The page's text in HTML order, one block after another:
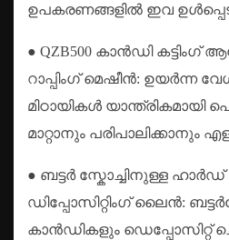
ഉപകരണങ്ങളിൽ ഇവ
● QZB500 കാൻഡി
റാപ്പിംഗ് മെഷീൻ: ഉയർന്ന
മിഠായികൾ യാന്ത്രികമായി
മാറ്റാനും പരിപാലിക്കാനും
● ബട്ടർ സ്കോച്ചിനുള്ള
ഡിപ്പോസിറ്റിംഗ് ലൈൻ:
കാൻഡികളും ഡെപ്പോസിറ്റ്